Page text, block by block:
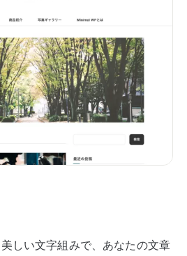
しい文字組みで、あなたの文章